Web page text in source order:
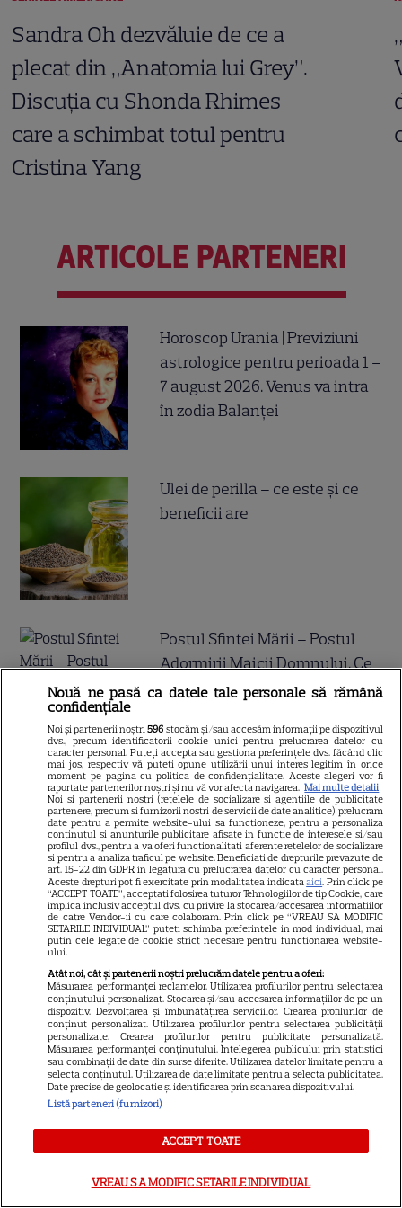
Sandra Oh dezvăluie de ce a
plecat din „Anatomia lui Grey”.
Discuția cu Shonda Rhimes
care a schimbat totul pentru
Cristina Yang
ARTICOLE PARTENERI
Horoscop Urania | Previziuni
astrologice pentru perioada 1 –
7 august 2026. Venus va intra
în zodia Balanței
Ulei de perilla – ce este și ce
beneficii are
Postul Sfintei Mării – Postul
Adormirii Maicii Domnului. Ce
se mănâncă în post
Ce vase de gătit îți trebuie
dacă te muți singur – ustensile
pe care trebuie să le ai în
bucătărie
ALTE ARTICOLE
INTERESANTE
NETFLIX
Robert De Niro, „Nosferatu” și
Nouă ne pasă ca datele tale personale să rămână
confidențiale
Noi și partenerii noștri596 stocăm și/sau accesăm informații pe dispozitivul
dvs., precum identificatorii cookie unici pentru prelucrarea datelor cu
caracter personal. Puteți accepta sau gestiona preferințele dvs. făcând clic
mai jos, respectiv vă puteți opune utilizării unui interes legitim în orice
moment pe pagina cu politica de confidențialitate. Aceste alegeri vor fi
raportate partenerilor noștri și nu vă vor afecta navigarea. Mai multe detalii
Noi si partenerii nostri (retelele de socializare si agentiile de publicitate
partenere, precum si furnizorii nostri de servicii de date analitice) prelucram
date pentru a permite website-ului sa functioneze, pentru a personaliza
continutul si anunturile publicitare afisate in functie de interesele si/sau
profilul dvs., pentru a va oferi functionalitati aferente retelelor de socializare
si pentru a analiza traficul pe website. Beneficiati de drepturile prevazute de
art. 15-22 din GDPR in legatura cu prelucrarea datelor cu caracter personal.
Aceste drepturi pot fi exercitate prin modalitatea indicataaici. Prin click pe
“ACCEPT TOATE”, acceptati folosirea tuturor Tehnologiilor de tip Cookie, care
implica inclusiv acceptul dvs. cu privire la stocarea/accesarea informatiilor
de catre Vendor-ii cu care colaboram. Prin click pe “VREAU SA MODIFIC
SETARILE INDIVIDUAL” puteti schimba preferintele in mod individual, mai
putin cele legate de cookie strict necesare pentru functionarea website-
ului.
Atât noi, cât și partenerii noștri prelucrăm datele pentru a oferi:
Măsurarea performanței reclamelor. Utilizarea profilurilor pentru selectarea
conținutului personalizat. Stocarea și/sau accesarea informațiilor de pe un
dispozitiv. Dezvoltarea și îmbunătățirea serviciilor. Crearea profilurilor de
conținut personalizat. Utilizarea profilurilor pentru selectarea publicității
personalizate. Crearea profilurilor pentru publicitate personalizată.
Măsurarea performanței conținutului. Înțelegerea publicului prin statistici
sau combinații de date din surse diferite. Utilizarea datelor limitate pentru a
selecta conținutul. Utilizarea de date limitate pentru a selecta publicitatea.
Date precise de geolocație și identificarea prin scanarea dispozitivului.
Listă parteneri (furnizori)
ACCEPT TOATE
VREAU SA MODIFIC SETARILE INDIVIDUAL